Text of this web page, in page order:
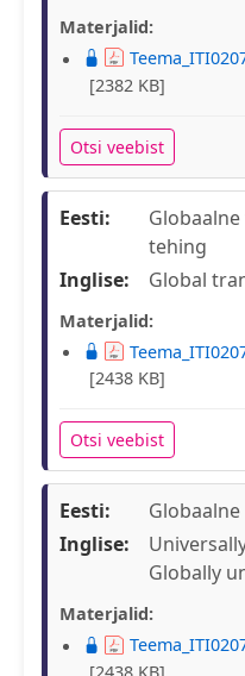
Materjalid:
[2382 KB]
Otsi veebist
Eesti:
tehing
Inglise:
Global
Materjalid:
[2438 KB]
Otsi veebist
Eesti:
Inglise:
Globally
Materjalid: